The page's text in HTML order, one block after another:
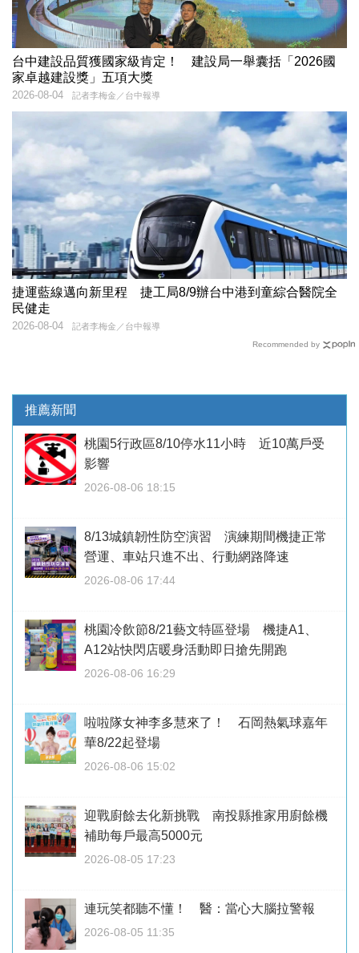
台中建設品質獲國家級肯定！ 建設局一舉囊括「2026國
家卓越建設獎」五項大獎
記者李梅金／台中報導
2026-08-04
捷運藍線邁向新里程 捷工局8/9辦台中港到童綜合醫院全
民健走
記者李梅金／台中報導
2026-08-04
Recommended by
推薦新聞
桃園5行政區8/10停水11小時 近10萬戶受
影響
2026-08-06 18:15
8/13城鎮韌性防空演習 演練期間機捷正常
營運、車站只進不出、行動網路降速
2026-08-06 17:44
桃園冷飲節8/21藝文特區登場 機捷A1、
A12站快閃店暖身活動即日搶先開跑
2026-08-06 16:29
啦啦隊女神李多慧來了！ 石岡熱氣球嘉年
華8/22起登場
2026-08-06 15:02
迎戰廚餘去化新挑戰 南投縣推家用廚餘機
補助每戶最高5000元
2026-08-05 17:23
連玩笑都聽不懂！ 醫：當心大腦拉警報
2026-08-05 11:35